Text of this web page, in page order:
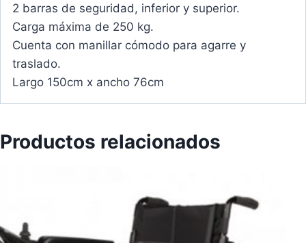
2 barras de seguridad, inferior y superior.
Carga máxima de 250 kg.
Cuenta con manillar cómodo para agarre y
traslado.
Largo 150cm x ancho 76cm
Productos relacionados